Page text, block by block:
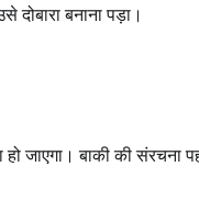
दोबारा बनाना पड़ा।
जाएगा। बाकी की संरचना